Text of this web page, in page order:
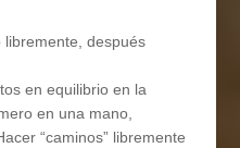
libremente, después
en equilibrio en la
en una mano,
“caminos” libremente